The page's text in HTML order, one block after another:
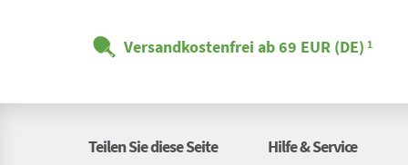
Versandkostenfrei ab 69 EUR (DE) 1
Teilen Sie diese Seite Hilfe & Service